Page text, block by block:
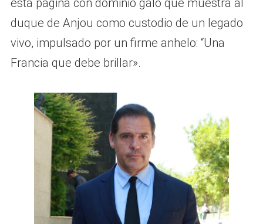
duque de Anjou como custodio de un legado
vivo, impulsado por un firme anhelo: “Una
Francia que debe brillar».